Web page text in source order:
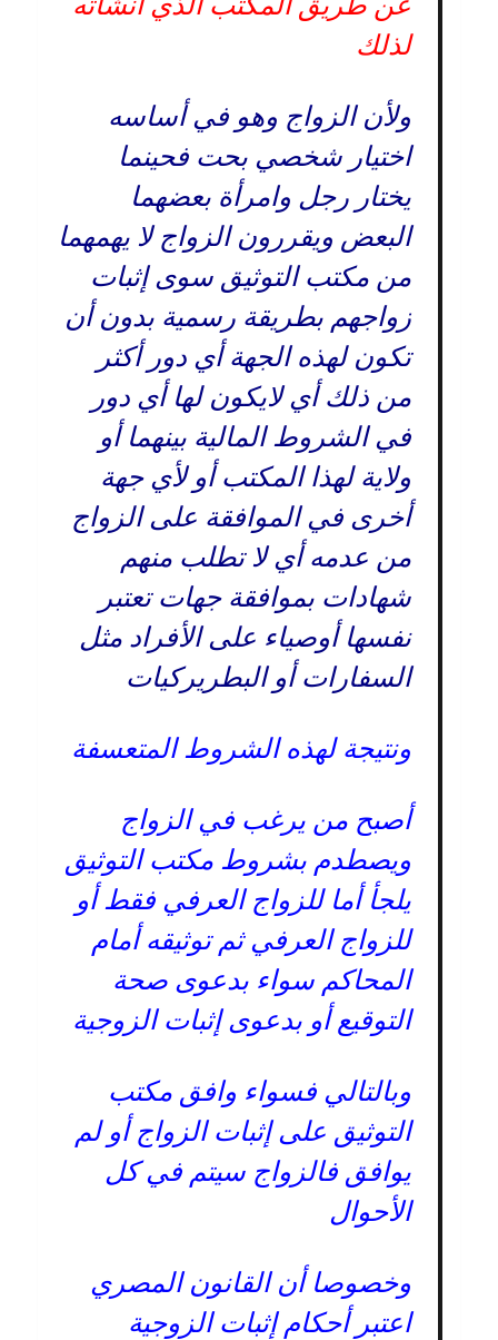
لذلك
ولأن الزواج وهو في أساسه
اختيار شخصي بحت فحينما
يختار رجل وامرأة بعضهما
البعض ويقررون الزواج لا يهمهما
من مكتب التوثيق سوى إثبات
زواجهم بطريقة رسمية بدون أن
تكون لهذه الجهة أي دور أكثر
من ذلك أي لايكون لها أي دور
في الشروط المالية بينهما أو
ولاية لهذا المكتب أو لأي جهة
أخرى في الموافقة على الزواج
من عدمه أي لا تطلب منهم
شهادات بموافقة جهات تعتبر
نفسها أوصياء على الأفراد مثل
السفارات أو البطريركيات
ونتيجة لهذه الشروط المتعسفة
أصبح من يرغب في الزواج
ويصطدم بشروط مكتب التوثيق
يلجأ أما للزواج العرفي فقط أو
للزواج العرفي ثم توثيقه أمام
المحاكم سواء بدعوى صحة
التوقيع أو بدعوى إثبات الزوجية
وبالتالي فسواء وافق مكتب
التوثيق على إثبات الزواج أو لم
يوافق فالزواج سيتم في كل
الأحوال
وخصوصا أن القانون المصري
اعتبر أحكام إثبات الزوجية